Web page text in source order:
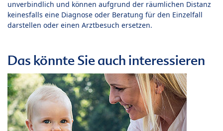
unverbindlich und können aufgrund der räumlichen Distanz
keinesfalls eine Diagnose oder Beratung für den Einzelfall
darstellen oder einen Arztbesuch ersetzen.
Das könnte Sie auch interessieren